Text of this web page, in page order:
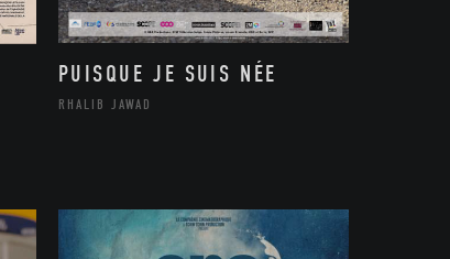
PUISQUE JE SUIS NÉE
RHALIB JAWAD